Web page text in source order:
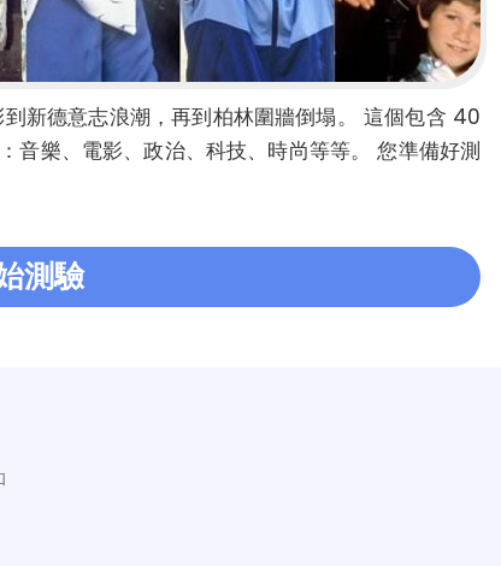
新德意志浪潮，再到柏林圍牆倒塌。 這個包含 40
音樂、電影、政治、科技、時尚等等。 您準備好測
測驗